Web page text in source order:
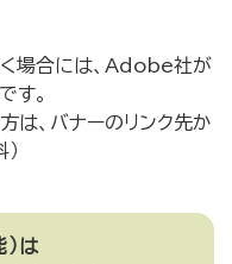
場合には、Adobe社が
。
、バナーのリンク先か
は